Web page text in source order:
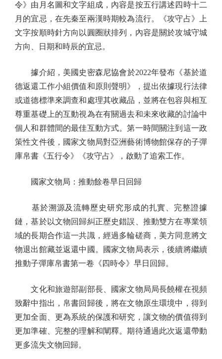
令》由月名圖和文字組成，內容是按五行講述四時十二
月的宜忌，在先秦至兩漢時期較為流行。《攻守占》上
文字按順時針方向以圓圈狀排列，內容是關於攻城守城
方向、日期和時辰的宜忌。
據介紹，美國史密森尼協會於2022年發布《基於道
德返還工作小組價值和原則聲明》，提出依據現行法律
或道德標準來調查和處理其收藏品，並將在包容與相互
尊重基礎上的互動視為在有關過去和未來收藏的討論中
個人和群體間的最佳互動方式。第一時間關注到這一政
策性文件後，國家文物局對亞洲藝術博物館保存的子彈
庫帛書《五行令》《攻守占》，啟動了追索工作。
國家文物局：推動餘卷早日回歸
基於溯源及流轉歷史研究形成的扎實、完整證據
鏈，基於以文物回歸糾正歷史錯誤、推動雙方在專業領
域的長期合作這一共識，經過多輪磋商，美方同意將文
物退出館藏並返還中國。國家文物局表示，後續將繼續
推動子彈庫帛書第一卷《四時令》早日回歸。
文化和旅遊部副部長、國家文物局局長饒權在視頻
致辭中指出，帛書回歸後，將在文物原生環境中，得到
更加全面、更為系統的保護和研究，讓文物的價值得到
更加準確、完整的理解和闡釋。期待通過此次返還帶動
更多流失文物回歸。